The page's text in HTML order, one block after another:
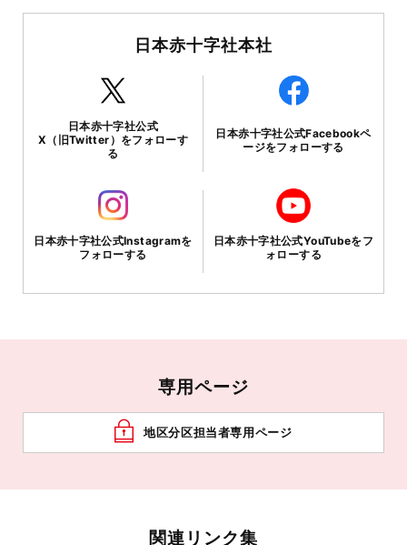
日本赤十字社本社
日本赤十字社公式
X（旧Twitter）をフォローす
る
日本赤十字社公式Facebookペ
ージをフォローする
日本赤十字社公式Instagramを
フォローする
日本赤十字社公式YouTubeをフ
ォローする
専用ページ
地区分区担当者専用ページ
関連リンク集